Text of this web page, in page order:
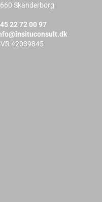
Skanderborg
22 72 00 97
42039845